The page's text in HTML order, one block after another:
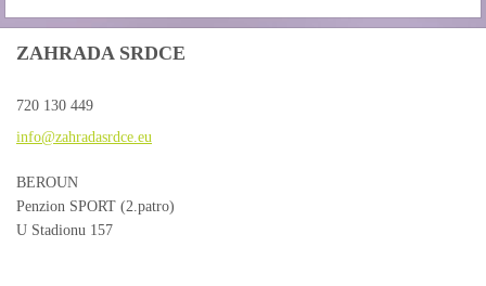
ZAHRADA SRDCE
720 130 449
info@zahradasrdce.eu
BEROUN
Penzion SPORT (2.patro)
U Stadionu 157